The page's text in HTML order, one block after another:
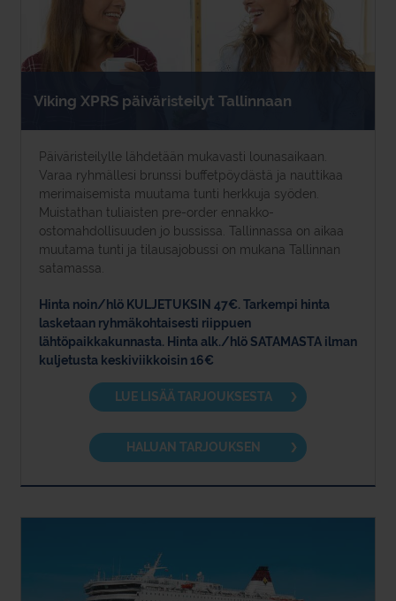
Viking XPRS päiväristeilyt Tallinnaan
Päiväristeilylle lähdetään mukavasti lounasaikaan.
Varaa ryhmällesi brunssi buffetpöydästä ja nauttikaa
merimaisemista muutama tunti herkkuja syöden.
Muistathan tuliaisten pre-order ennakko-
ostomahdollisuuden jo bussissa. Tallinnassa on aikaa
muutama tunti ja tilausajobussi on mukana Tallinnan
satamassa.
Hinta noin/hlö KULJETUKSIN 47€. Tarkempi hinta
lasketaan ryhmäkohtaisesti riippuen
lähtöpaikkakunnasta. Hinta alk./hlö SATAMASTA ilman
kuljetusta keskiviikkoisin 16€
LUE LISÄÄ TARJOUKSESTA
HALUAN TARJOUKSEN